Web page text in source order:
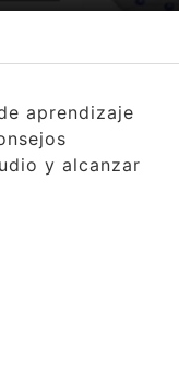
aprendizaje
y alcanzar